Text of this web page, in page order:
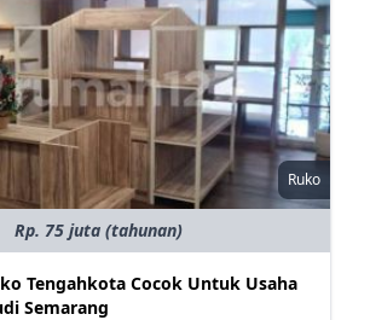
Ruko
Rp. 75 juta (tahunan)
Tengahkota Cocok Untuk Usaha
Semarang